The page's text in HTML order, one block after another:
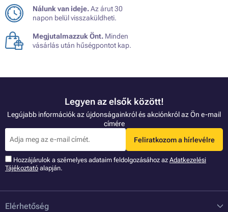
Nálunk van ideje.Az árut 30
napon belül visszaküldheti.
Megjutalmazzuk Önt. Minden
vásárlás után hűségpontot kap.
Legyen az elsők között!
Legújabb információk az újdonságainkról és akciónkról az Ön e-mail
címére
Feliratkozom a hírlevélre
Hozzájárulok a szémelyes adataim feldolgozásához az Adatkezelési
Tájékoztató alapján.
Elérhetőség